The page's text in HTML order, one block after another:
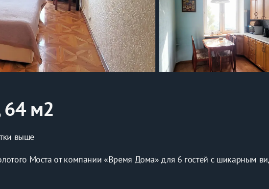
64 м2
выше
Моста от компании «Время Дома» для 6 гостей с шикарным